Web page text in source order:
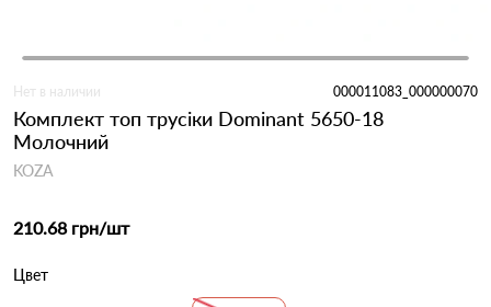
Нет в наличии 000011083_000000070
Комплект топ трусіки Dominant 5650-18
Молочний
KOZA
210.68 грн/шт
Цвет